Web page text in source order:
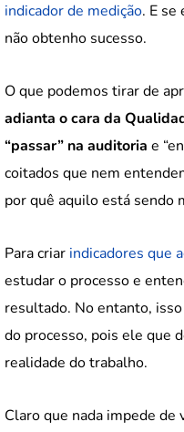
indicador de medição. E se
não obtenho sucesso.
O que podemos tirar de
adianta o cara da
“passar” na auditoria e
coitados que nem
por quê aquilo está sendo
Para criar indicadores que
estudar o processo e
resultado. No entanto,
do processo, pois ele que
realidade do trabalho.
Claro que nada impede de